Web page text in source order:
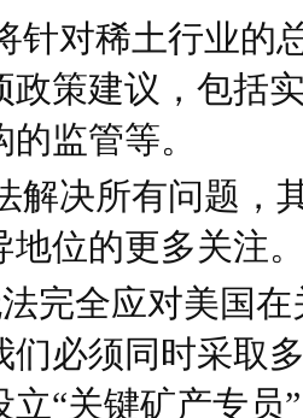
针对稀土行业的
政策建议，包括
监管等。
解决所有问题，
地位的更多关注
完全应对美国
们必须同时采取
立“关键矿产专员